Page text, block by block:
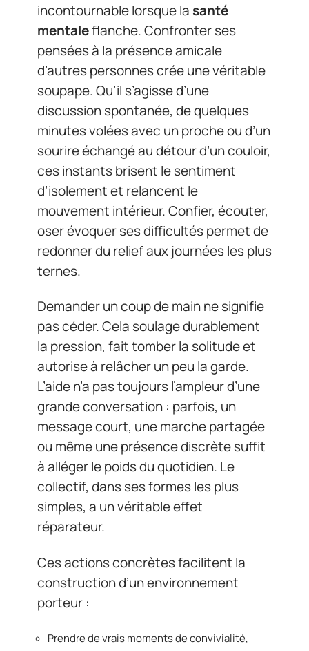
incontournable lorsque la santé
mentaleflanche. Confronter ses
pensées à la présence amicale
d’autres personnes crée une véritable
soupape. Qu’il s’agisse d’une
discussion spontanée, de quelques
minutes volées avec un proche ou d’un
sourire échangé au détour d’un couloir,
ces instants brisent le sentiment
d’isolement et relancent le
mouvement intérieur. Confier, écouter,
oser évoquer ses difficultés permet de
redonner du relief aux journées les plus
ternes.
Demander un coup de main ne signifie
pas céder. Cela soulage durablement
la pression, fait tomber la solitude et
autorise à relâcher un peu la garde.
L’aide n’a pas toujours l’ampleur d’une
grande conversation : parfois, un
message court, une marche partagée
ou même une présence discrète suffit
à alléger le poids du quotidien. Le
collectif, dans ses formes les plus
simples, a un véritable effet
réparateur.
Ces actions concrètes facilitent la
construction d’un environnement
porteur :
Prendre de vrais moments de convivialité,